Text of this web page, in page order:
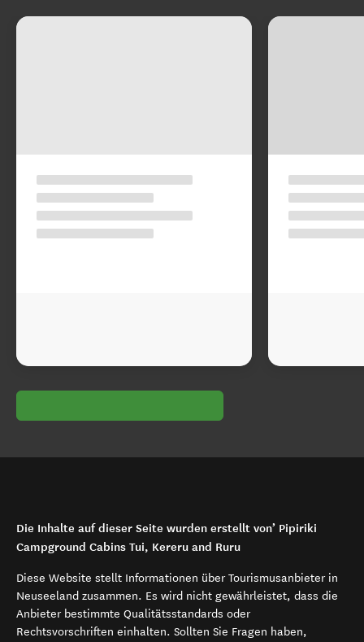
Die Inhalte auf dieser Seite wurden erstellt von’ Pipiriki
Campground Cabins Tui, Kereru and Ruru
Diese Website stellt Informationen über Tourismusanbieter in
Neuseeland zusammen. Es wird nicht gewährleistet, dass die
Anbieter bestimmte Qualitätsstandards oder
Rechtsvorschriften einhalten. Sollten Sie Fragen haben,